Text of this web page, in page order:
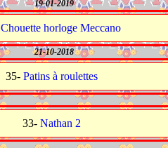
19-01-2019
Chouette horloge Meccano
21-10-2018
35- Patins à roulettes
33- Nathan 2